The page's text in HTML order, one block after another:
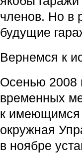
членов. Но в
будущие
Вернемся к
Осенью 2008
временных
к имеющимся
окружная
в ноябре